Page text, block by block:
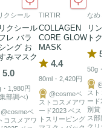
人は、一匹一匹に名
呼んでいました。ま
ツミルクやハーブを
ーなヘーゼルナッツ
り保湿ケアに重宝さ
原材料がお肌に働き
クシール
クシール
レ バラ
ング お
みマスク
5.0
1,980円
部調べ)
@cosmeベ
コスメアワ
TIRTIR
COLLAGEN
CORE GLOW
MASK
4.4
80ml・2,420円
@cosmeベ
ストコスメアワ
ード2023 ベス
トスリーピング
なめ
リ
ト
50g
スト
ード
別賞
ス部
クリ